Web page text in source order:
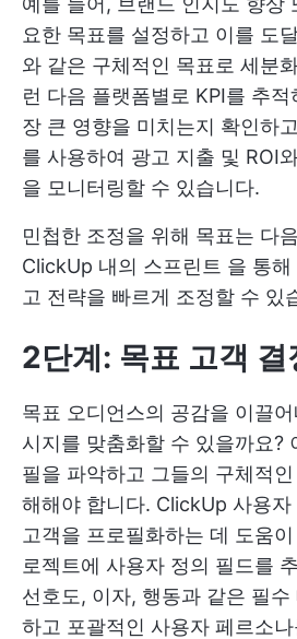
요한 목표를 설정하고 이를 도
와 같은 구체적인 목표로 세분
런 다음 플랫폼별로 KPI를 추
장 큰 영향을 미치는지 확인하
를 사용하여 광고 지출 및 ROI
을 모니터링할 수 있습니다.
민첩한 조정을 위해 목표는 다
ClickUp 내의 스프린트 을 통
고 전략을 빠르게 조정할 수 있
2단계: 목표 고객 결
목표 오디언스의 공감을 이끌
시지를 맞춤화할 수 있을까요?
필을 파악하고 그들의 구체적
해해야 합니다. ClickUp 사용자
고객을 프로필화하는 데 도움
로젝트에 사용자 정의 필드를
선호도, 이자, 행동과 같은 필수
하고 포괄적인 사용자 페르소